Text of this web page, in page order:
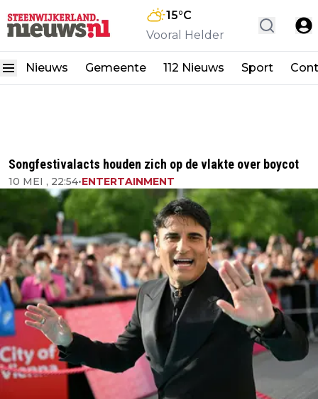
15°C
Vooral Helder
Nieuws Gemeente 112 Nieuws Sport
Songfestivalacts houden zich op de vlakte over boycot
10 MEI , 22:54•ENTERTAINMENT